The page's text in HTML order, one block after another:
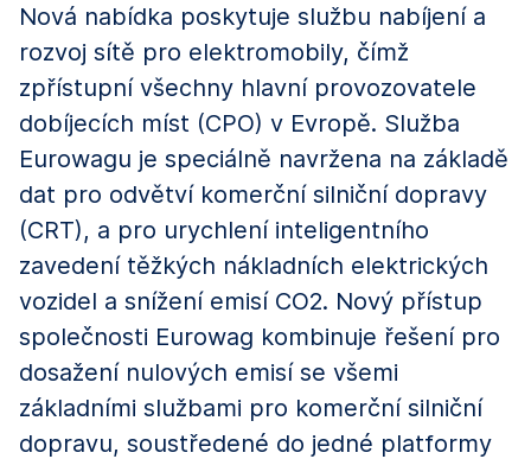
Nová nabídka poskytuje službu nabíjení a
rozvoj sítě pro elektromobily, čímž
zpřístupní všechny hlavní provozovatele
dobíjecích míst (CPO) v Evropě. Služba
Eurowagu je speciálně navržena na základě
dat pro odvětví komerční silniční dopravy
(CRT), a pro urychlení inteligentního
zavedení těžkých nákladních elektrických
vozidel a snížení emisí CO2. Nový přístup
společnosti Eurowag kombinuje řešení pro
dosažení nulových emisí se všemi
základními službami pro komerční silniční
dopravu, soustředené do jedné platformy